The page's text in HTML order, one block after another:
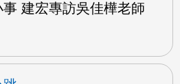
建宏專訪吳佳樺老師